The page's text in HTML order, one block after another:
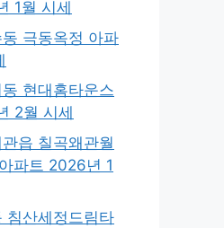
1월 시세
극동옥정 아파
현대홈타운스
2월 시세
읍 칠곡왜관월
파트 2026년 1
침산세정드림타